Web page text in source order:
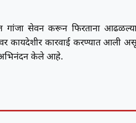
गांजा सेवन करून फिरताना
कायदेशीर कारवाई करण्यात आली
अभिनंदन केले आहे.